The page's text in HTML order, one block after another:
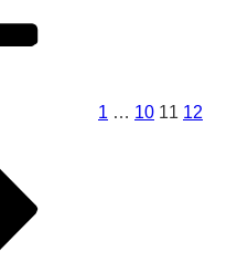
1 … 10 11 12